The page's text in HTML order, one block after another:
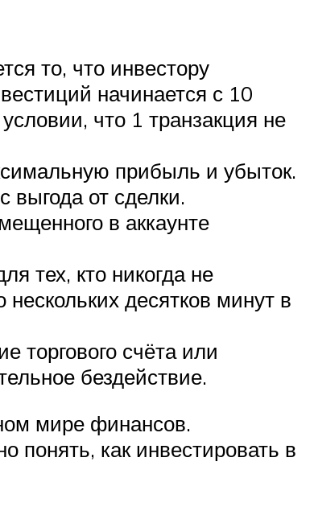
то, что инвестору
начинается с 10
что 1 транзакция не
прибыль и убыток.
от сделки.
в аккаунте
тех, кто никогда не
десятков минут в
торгового счёта или
бездействие.
мире финансов.
понять, как инвестировать в